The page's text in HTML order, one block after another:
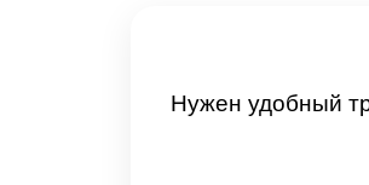
Нужен удобный